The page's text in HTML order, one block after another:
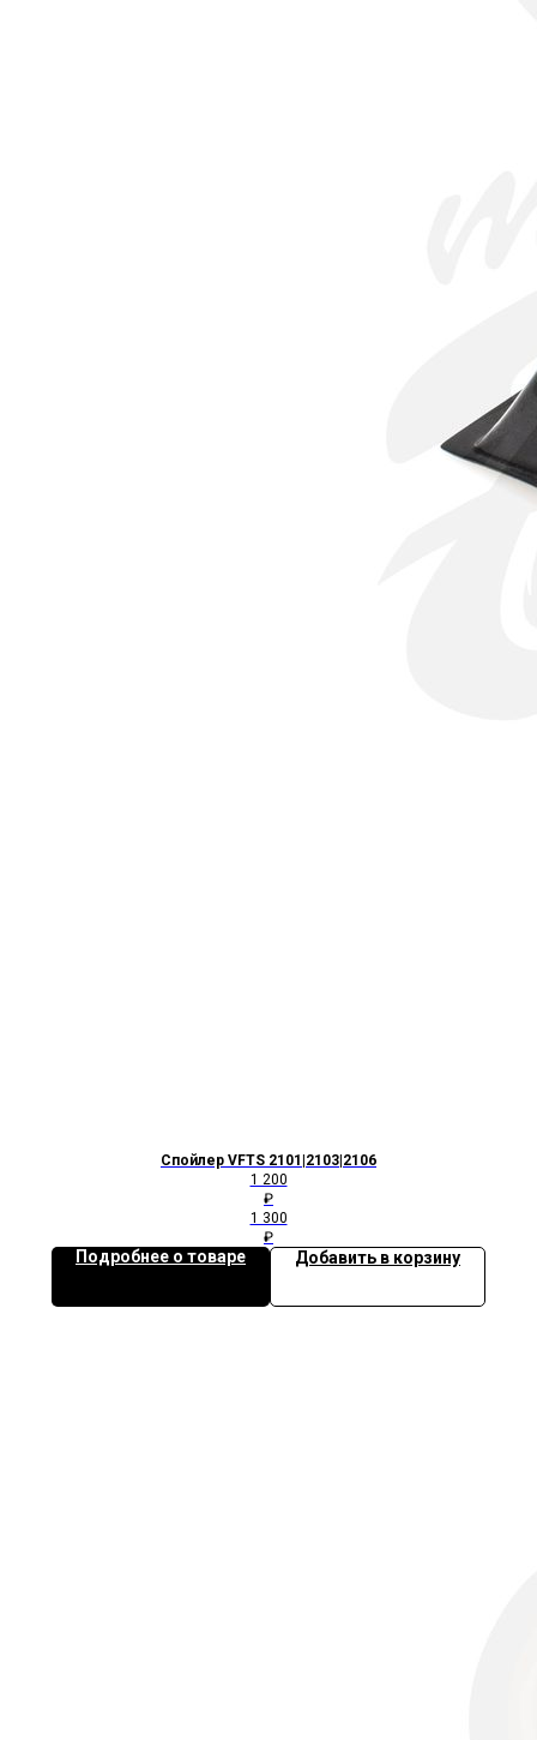
Спойлер VFTS 2101|2103|2106
1 200
₽
1 300
₽
Подробнее о товаре Добавить в корзину